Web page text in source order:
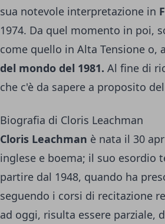
sua notevole interpretazione in
1974. Da quel momento in poi,
come quello in Alta Tensione o,
del mondo del 1981. Al fine di
che c'è da sapere a proposito
Biografia di Cloris Leachman
Cloris Leachman è nata il 30
inglese e boema; il suo esordio
partire dal 1948, quando ha
seguendo i corsi di recitazione
ad oggi, risulta essere parziale,